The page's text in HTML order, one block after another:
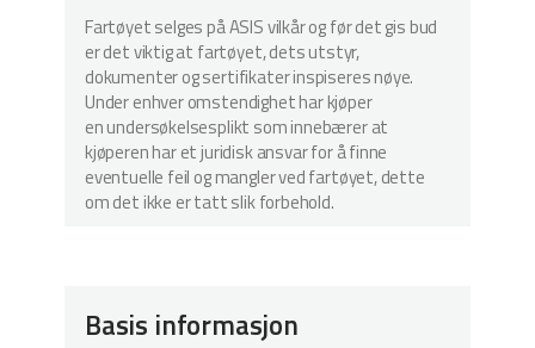
Fartøyet selges på ASIS vilkår og før det gis bud
er det viktig at fartøyet, dets utstyr,
dokumenter og sertifikater inspiseres nøye.
Under enhver omstendighet har kjøper
en undersøkelsesplikt som innebærer at
kjøperen har et juridisk ansvar for å finne
eventuelle feil og mangler ved fartøyet, dette
om det ikke er tatt slik forbehold.
Basis informasjon